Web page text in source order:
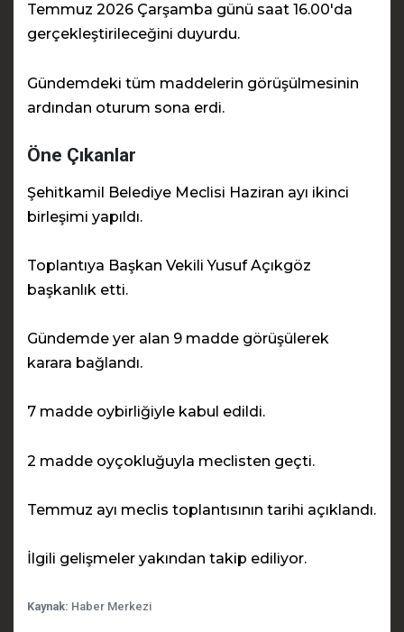
Temmuz 2026 Çarşamba günü saat 16.00'da
gerçekleştirileceğini duyurdu.
Gündemdeki tüm maddelerin görüşülmesinin
ardından oturum sona erdi.
Öne Çıkanlar
Şehitkamil Belediye Meclisi Haziran ayı ikinci
birleşimi yapıldı.
Toplantıya Başkan Vekili Yusuf Açıkgöz
başkanlık etti.
Gündemde yer alan 9 madde görüşülerek
karara bağlandı.
7 madde oybirliğiyle kabul edildi.
2 madde oyçokluğuyla meclisten geçti.
Temmuz ayı meclis toplantısının tarihi açıklandı.
İlgili gelişmeler yakından takip ediliyor.
Kaynak: Haber Merkezi